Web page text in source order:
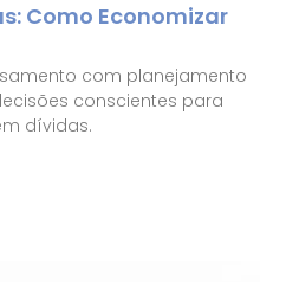
Como Economizar
com planejamento
conscientes para
dívidas.